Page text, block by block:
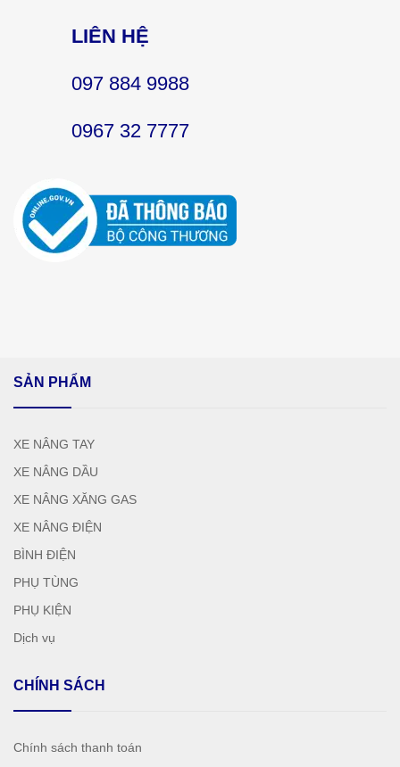
LIÊN HỆ
097 884 9988
0967 32 7777
SẢN PHẨM
XE NÂNG TAY
XE NÂNG DẦU
XE NÂNG XĂNG GAS
XE NÂNG ĐIỆN
BÌNH ĐIỆN
PHỤ TÙNG
PHỤ KIỆN
Dịch vụ
CHÍNH SÁCH
Chính sách thanh toán